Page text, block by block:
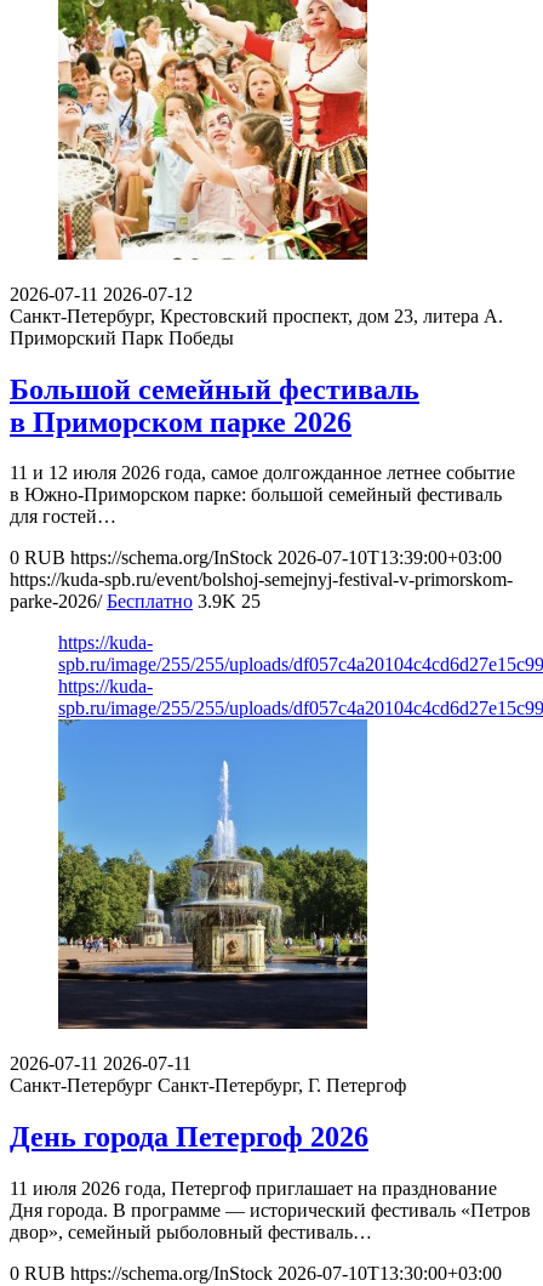
2026-07-11 2026-07-12
Санкт-Петербург, Крестовский проспект, дом 23, литера А.
Приморский Парк Победы
Большой семейный фестиваль
в Приморском парке 2026
11 и 12 июля 2026 года, самое долгожданное летнее событие
в Южно-Приморском парке: большой семейный фестиваль
для гостей…
0 RUB https://schema.org/InStock 2026-07-10T13:39:00+03:00
https://kuda-spb.ru/event/bolshoj-semejnyj-festival-v-primorskom-
parke-2026/ Бесплатно 3.9K 25
https://kuda-
spb.ru/image/255/255/uploads/
https://kuda-
spb.ru/image/255/255/uploads/
2026-07-11 2026-07-11
Санкт-Петербург Санкт-Петербург, Г. Петергоф
День города Петергоф 2026
11 июля 2026 года, Петергоф приглашает на празднование
Дня города. В программе — исторический фестиваль «Петров
двор», семейный рыболовный фестиваль…
0 RUB https://schema.org/InStock 2026-07-10T13:30:00+03:00